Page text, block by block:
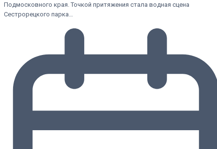
Подмосковного края. Точкой притяжения стала водная сцена
Сестрорецкого парка…